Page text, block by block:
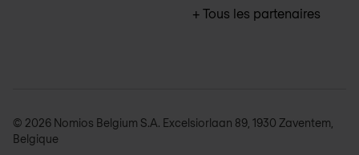
+ Tous les partenaires
© 2026 Nomios Belgium S.A. Excelsiorlaan 89, 1930 Zaventem,
Belgique